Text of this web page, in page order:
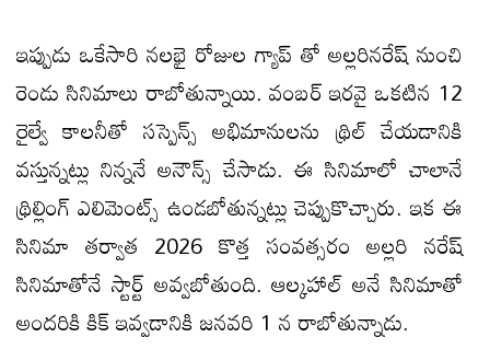
ఇప్పుడు ఒకేసారి నలభై రోజుల గ్యాప్ తో అల్లరినరేష్ నుంచి
రెండు సినిమాలు రాబోతున్నాయి. వంబర్ ఇరవై ఒకటిన 12
రైల్వే కాలనీతో సస్పెన్స్ అభిమానులను థ్రిల్ చేయడానికి
వస్తున్నట్లు నిన్ననే అనౌన్స్ చేసాడు. ఈ సినిమాలో చాలానే
థ్రిల్లింగ్ ఎలిమెంట్స్ ఉండబోతున్నట్లు చెప్పుకొచ్చారు. ఇక ఈ
సినిమా తర్వాత 2026 కొత్త సంవత్సరం అల్లరి నరేష్
సినిమాతోనే స్టార్ట్ అవ్వబోతుంది. ఆల్కహాల్ అనే సినిమాతో
అందరికి కిక్ ఇవ్వడానికి జనవరి 1 న రాబోతున్నాడు.